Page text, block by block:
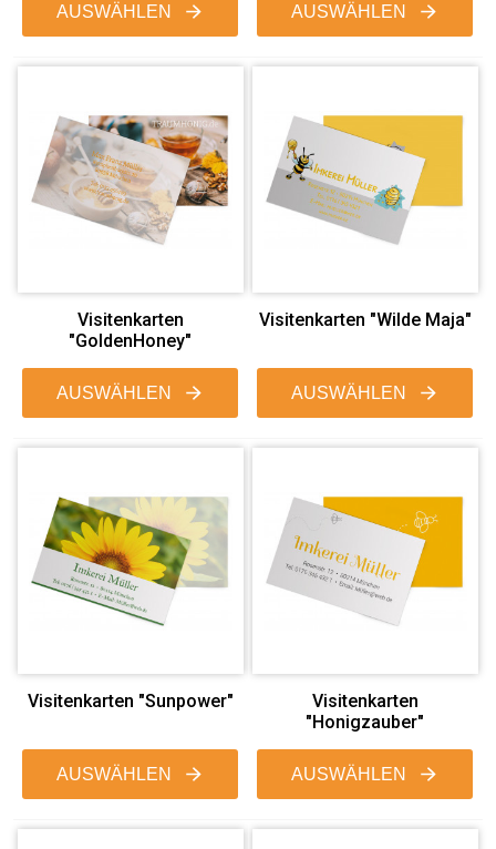
AUSWÄHLEN AUSWÄHLEN
Visitenkarten
"GoldenHoney"
AUSWÄHLEN
Visitenkarten "Wilde Maja"
AUSWÄHLEN
Visitenkarten "Sunpower"
AUSWÄHLEN
Visitenkarten
"Honigzauber"
AUSWÄHLEN